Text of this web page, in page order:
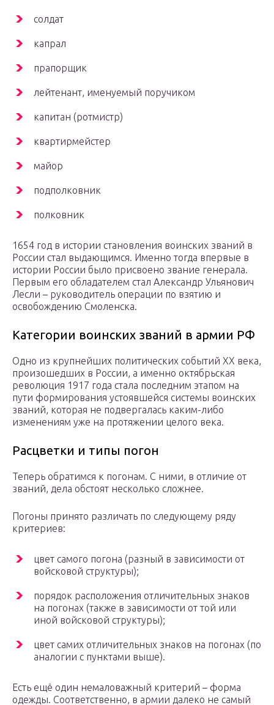
солдат
капрал
прапорщик
лейтенант, именуемый поручиком
капитан (ротмистр)
квартирмейстер
майор
подполковник
полковник
1654 год в истории становления воинских званий в
России стал выдающимся. Именно тогда впервые в
истории России было присвоено звание генерала.
Первым его обладателем стал Александр Ульянович
Лесли – руководитель операции по взятию и
освобождению Смоленска.
Категории воинских званий в армии РФ
Одно из крупнейших политических событий XX века,
произошедших в России, а именно октябрьская
революция 1917 года стала последним этапом на
пути формирования устоявшейся системы воинских
званий, которая не подвергалась каким-либо
изменениям уже на протяжении целого века.
Расцветки и типы погон
Теперь обратимся к погонам. С ними, в отличие от
званий, дела обстоят несколько сложнее.
Погоны принято различать по следующему ряду
критериев:
цвет самого погона (разный в зависимости от
войсковой структуры);
порядок расположения отличительных знаков
на погонах (также в зависимости от той или
иной войсковой структуры);
цвет самих отличительных знаков на погонах (по
аналогии с пунктами выше).
Есть ещё один немаловажный критерий – форма
одежды. Соответственно, в армии далеко не самый